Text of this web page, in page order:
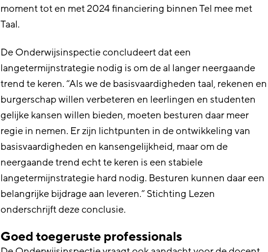
moment tot en met 2024 financiering binnen Tel mee met
Taal.
De Onderwijsinspectie concludeert dat een
langetermijnstrategie nodig is om de al langer neergaande
trend te keren. “Als we de basisvaardigheden taal, rekenen en
burgerschap willen verbeteren en leerlingen en studenten
gelijke kansen willen bieden, moeten besturen daar meer
regie in nemen. Er zijn lichtpunten in de ontwikkeling van
basisvaardigheden en kansengelijkheid, maar om de
neergaande trend echt te keren is een stabiele
langetermijnstrategie hard nodig. Besturen kunnen daar een
belangrijke bijdrage aan leveren.” Stichting Lezen
onderschrijft deze conclusie.
Goed toegeruste professionals